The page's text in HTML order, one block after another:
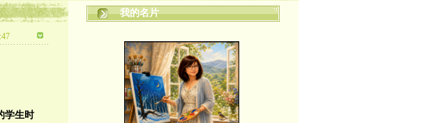
学生时
我的名片